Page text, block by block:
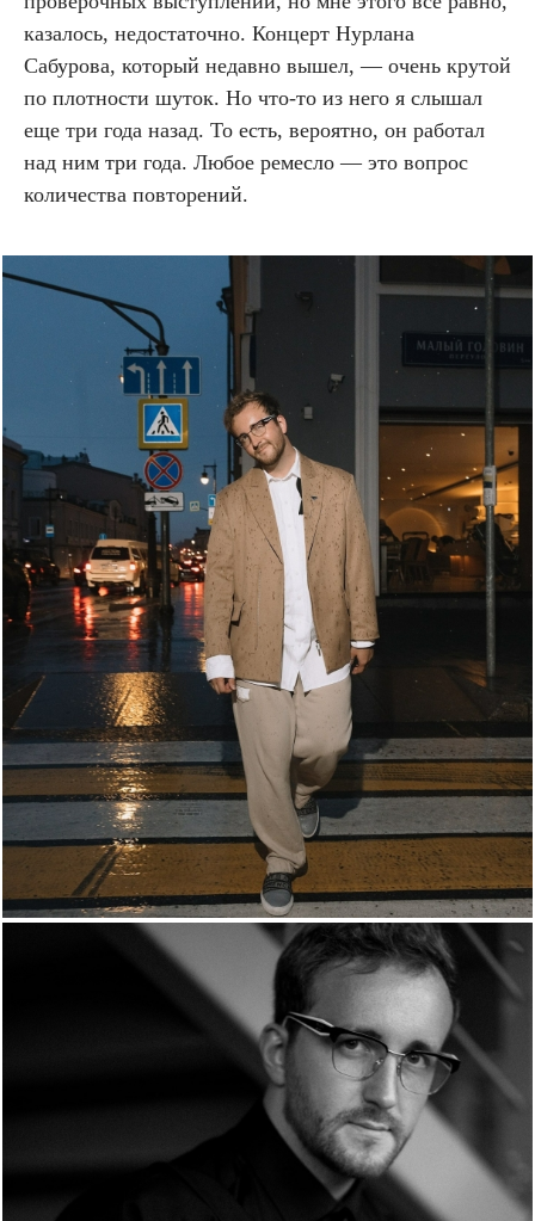
казалось, недостаточно. Концерт Нурлана
Сабурова, который недавно вышел, — очень крутой
по плотности шуток. Но что-то из него я слышал
еще три года назад. То есть, вероятно, он работал
над ним три года. Любое ремесло — это вопрос
количества повторений.